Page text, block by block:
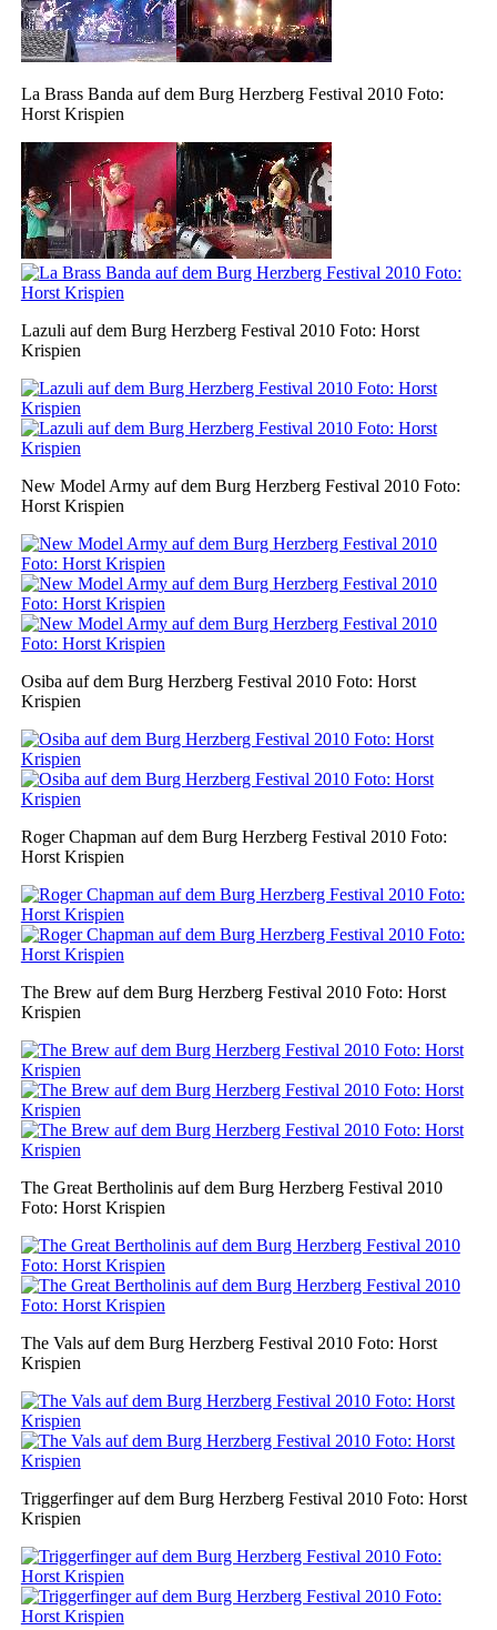
La Brass Banda auf dem Burg Herzberg Festival 2010 Foto:
Horst Krispien
Lazuli auf dem Burg Herzberg Festival 2010 Foto: Horst
Krispien
New Model Army auf dem Burg Herzberg Festival 2010 Foto:
Horst Krispien
Osiba auf dem Burg Herzberg Festival 2010 Foto: Horst
Krispien
Roger Chapman auf dem Burg Herzberg Festival 2010 Foto:
Horst Krispien
The Brew auf dem Burg Herzberg Festival 2010 Foto: Horst
Krispien
The Great Bertholinis auf dem Burg Herzberg Festival 2010
Foto: Horst Krispien
The Vals auf dem Burg Herzberg Festival 2010 Foto: Horst
Krispien
Triggerfinger auf dem Burg Herzberg Festival 2010 Foto: Horst
Krispien